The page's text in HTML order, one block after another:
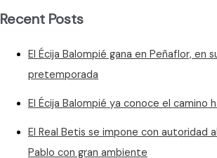
Recent Posts
El Écija Balompié gana en Peñaflor, en
pretemporada
El Écija Balompié ya conoce el camino
El Real Betis se impone con autoridad
Pablo con gran ambiente